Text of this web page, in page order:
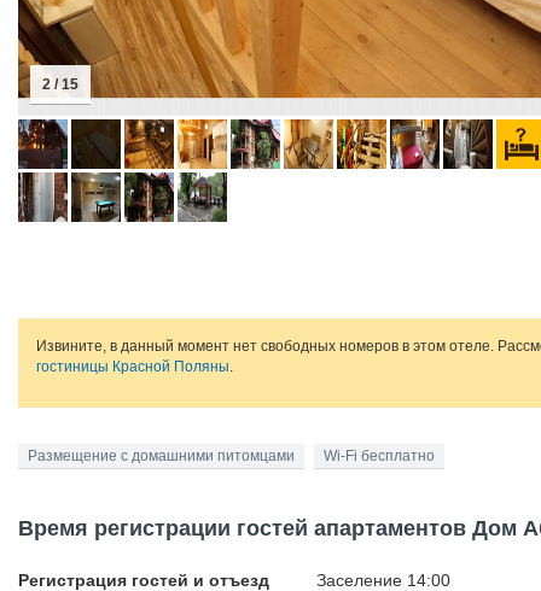
2 / 15
Извините, в данный момент нет свободных номеров в этом отеле.
гостиницы Красной Поляны.
Размещение с домашними питомцами Wi-Fi бесплатно
Время регистрации гостей апартаментов Дом
Регистрация гостей и отъезд Заселение 14:00